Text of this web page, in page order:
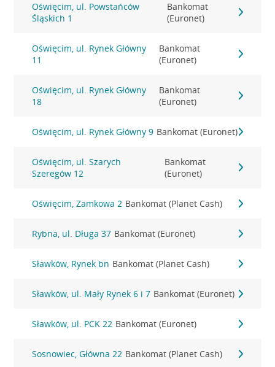
Oświęcim, ul. Powstańców
Śląskich 1
Bankomat
(Euronet)
Oświęcim, ul. Rynek Główny
11
Bankomat
(Euronet)
Oświęcim, ul. Rynek Główny
18
Bankomat
(Euronet)
Oświęcim, ul. Rynek Główny 9 Bankomat (Euronet)
Oświęcim, ul. Szarych
Szeregów 12
Bankomat
(Euronet)
Oświęcim, Zamkowa 2 Bankomat (Planet Cash)
Rybna, ul. Długa 37 Bankomat (Euronet)
Sławków, Rynek bn Bankomat (Planet Cash)
Sławków, ul. Mały Rynek 6 i 7 Bankomat (Euronet)
Sławków, ul. PCK 22 Bankomat (Euronet)
Sosnowiec, Główna 22 Bankomat (Planet Cash)